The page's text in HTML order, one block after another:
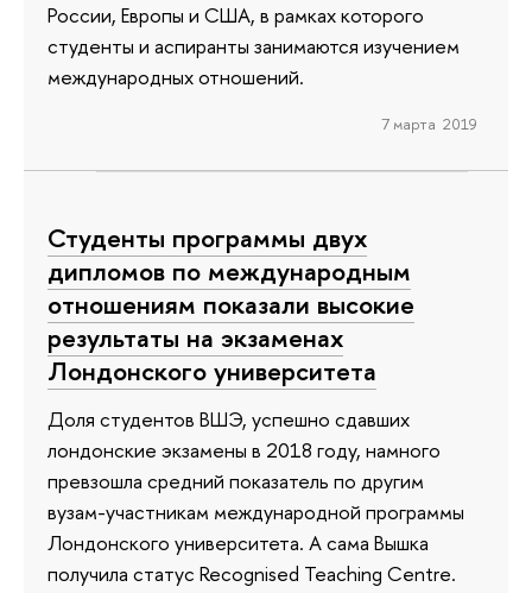
России, Европы и США, в рамках которого
студенты и аспиранты занимаются изучением
международных отношений.
7 марта 2019
Студенты программы двух
дипломов по международным
отношениям показали высокие
результаты на экзаменах
Лондонского университета
Доля студентов ВШЭ, успешно сдавших
лондонские экзамены в 2018 году, намного
превзошла средний показатель по другим
вузам-участникам международной программы
Лондонского университета. А сама Вышка
получила статус Recognised Teaching Centre.